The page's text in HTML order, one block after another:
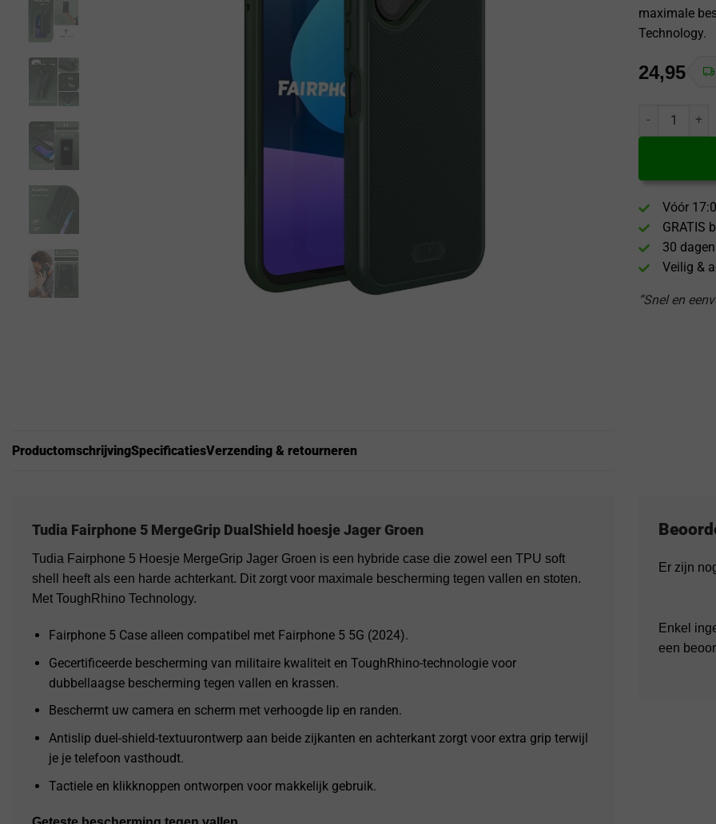
maximale
Technology.
24,95
Tudia Tudia
Vóór
GRATIS
30
Veilig &
“Snel en
ProductomschrijvingSpecificatiesVerzending & retourneren
Tudia Fairphone 5 MergeGrip DualShield hoesje Jager Groen
Tudia Fairphone 5 Hoesje MergeGrip Jager Groen is een hybride case die zowel een TPU soft
shell heeft als een harde achterkant. Dit zorgt voor maximale bescherming tegen vallen en stoten.
Met ToughRhino Technology.
Fairphone 5 Case alleen compatibel met Fairphone 5 5G (2024).
Gecertificeerde bescherming van militaire kwaliteit en ToughRhino-technologie voor
dubbellaagse bescherming tegen vallen en krassen.
Beschermt uw camera en scherm met verhoogde lip en randen.
Antislip duel-shield-textuurontwerp aan beide zijkanten en achterkant zorgt voor extra grip terwijl
je je telefoon vasthoudt.
Tactiele en klikknoppen ontworpen voor makkelijk gebruik.
Er zijn
Enkel
een